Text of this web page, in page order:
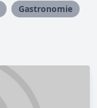
Gastronomie